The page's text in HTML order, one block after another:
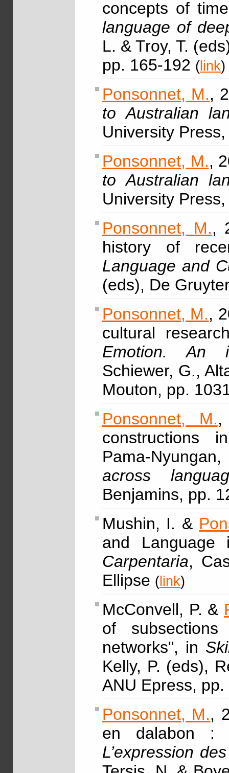
concepts of
language of
L. & Troy, T.
pp. 165-192 ( link)
Ponsonnet, M.,
to Australian
University
Ponsonnet, M.,
to Australian
University
Ponsonnet, M.,
history of
Language and
(eds), De
Ponsonnet, M.,
cultural
Emotion. An
Schiewer, G.,
Mouton, pp.
Ponsonnet, M.,
constructions
Pama-
across
Benjamins, pp.
Mushin, I. &
and
Carpentaria,
Ellipse ( link)
McConvell, P. &
of subsections
networks", in
Kelly, P. (eds),
ANU Epress,
Ponsonnet, M.,
en dalabon :
L’expression